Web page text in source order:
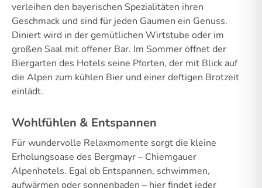
verleihen den bayerischen Spezialitäten ihren
Geschmack und sind für jeden Gaumen ein Genuss.
Diniert wird in der gemütlichen Wirtstube oder im
großen Saal mit offener Bar. Im Sommer öffnet der
Biergarten des Hotels seine Pforten, der mit Blick auf
die Alpen zum kühlen Bier und einer deftigen Brotzeit
einlädt.
Wohlfühlen & Entspannen
Für wundervolle Relaxmomente sorgt die kleine
Erholungsoase des Bergmayr – Chiemgauer
Alpenhotels. Egal ob Entspannen, schwimmen,
aufwärmen oder sonnenbaden – hier findet jeder